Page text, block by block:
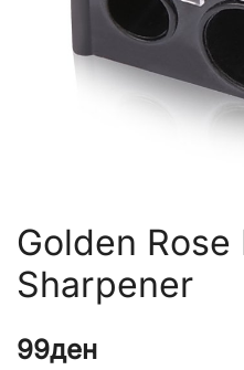
Golden Rose
Sharpener
99ден